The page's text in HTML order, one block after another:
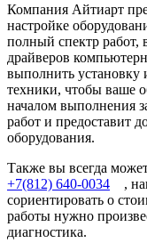
Компания Айтиарт
настройке
полный спектр работ,
драйверов
выполнить установку
техники, чтобы ваше
началом выполнения
работ и предоставит
оборудования.
Также вы всегда
+7(812) 640-0034 ,
сориентировать о
работы нужно
диагностика.